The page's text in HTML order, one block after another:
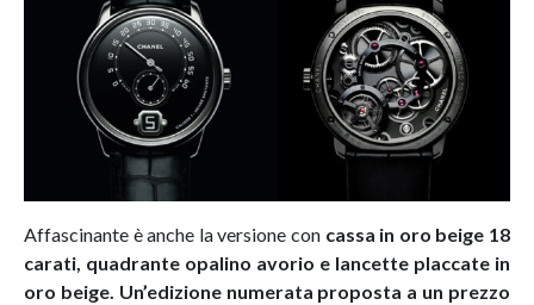
Affascinante è anche la versione con cassa in oro beige 18
carati, quadrante opalino avorio e lancette placcate in
oro beige. Un’edizione numerata proposta a un prezzo